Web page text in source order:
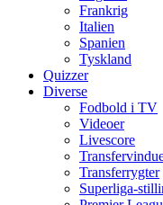
Frankrig
Italien
Spanien
Tyskland
Quizzer
Diverse
Fodbold i TV
Videoer
Livescore
Transferrygter
Superliga-